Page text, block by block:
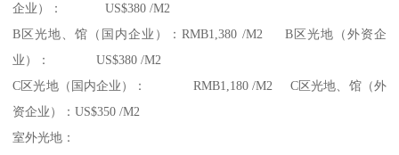
企业）： US$380 /M2
B区光地、馆（国内企业）：RMB1,380 /M2 B区光地（外资企
业）： US$380 /M2
C区光地（国内企业）： RMB1,180 /M2 C区光地、馆（外
资企业）：US$350 /M2
室外光地：